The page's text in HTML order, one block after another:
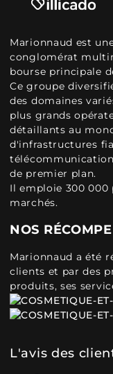
Marionnaud est
conglomérat
bourse principale
Ce groupe
des domaines
plus grands
détaillants au
d'infrastructures
de premier plan.
Il emploie 300 000
marchés.
NOS
Marionnaud a été
clients et par des
produits, ses
L'avis des